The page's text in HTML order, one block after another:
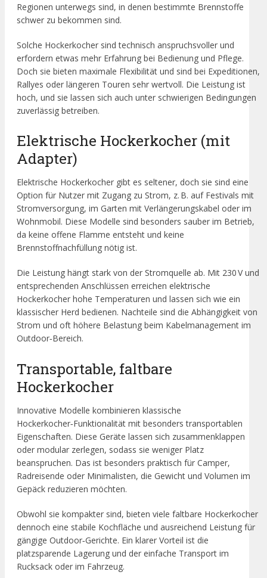
Regionen unterwegs sind, in denen bestimmte Brennstoffe
schwer zu bekommen sind.
Solche Hockerkocher sind technisch anspruchsvoller und
erfordern etwas mehr Erfahrung bei Bedienung und Pflege.
Doch sie bieten maximale Flexibilität und sind bei Expeditionen,
Rallyes oder längeren Touren sehr wertvoll. Die Leistung ist
hoch, und sie lassen sich auch unter schwierigen Bedingungen
zuverlässig betreiben.
Elektrische Hockerkocher (mit
Adapter)
Elektrische Hockerkocher gibt es seltener, doch sie sind eine
Option für Nutzer mit Zugang zu Strom, z. B. auf Festivals mit
Stromversorgung, im Garten mit Verlängerungskabel oder im
Wohnmobil. Diese Modelle sind besonders sauber im Betrieb,
da keine offene Flamme entsteht und keine
Brennstoffnachfüllung nötig ist.
Die Leistung hängt stark von der Stromquelle ab. Mit 230 V und
entsprechenden Anschlüssen erreichen elektrische
Hockerkocher hohe Temperaturen und lassen sich wie ein
klassischer Herd bedienen. Nachteile sind die Abhängigkeit von
Strom und oft höhere Belastung beim Kabelmanagement im
Outdoor‑Bereich.
Transportable, faltbare
Hockerkocher
Innovative Modelle kombinieren klassische
Hockerkocher‑Funktionalität mit besonders transportablen
Eigenschaften. Diese Geräte lassen sich zusammenklappen
oder modular zerlegen, sodass sie weniger Platz
beanspruchen. Das ist besonders praktisch für Camper,
Radreisende oder Minimalisten, die Gewicht und Volumen im
Gepäck reduzieren möchten.
Obwohl sie kompakter sind, bieten viele faltbare Hockerkocher
dennoch eine stabile Kochfläche und ausreichend Leistung für
gängige Outdoor‑Gerichte. Ein klarer Vorteil ist die
platzsparende Lagerung und der einfache Transport im
Rucksack oder im Fahrzeug.